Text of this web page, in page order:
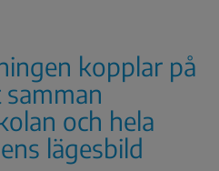
kopplar på
och hela
lägesbild